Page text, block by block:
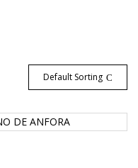
Default Sorting